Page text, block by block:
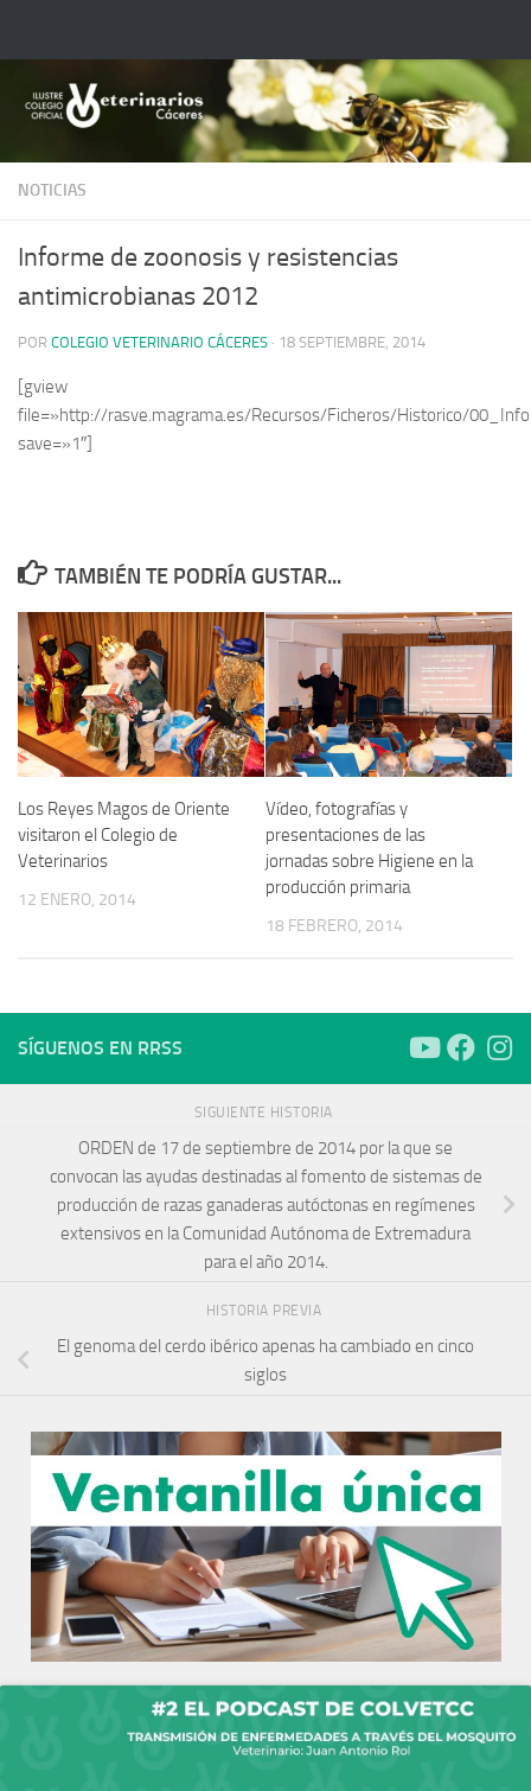
NOTICIAS
Informe de zoonosis y resistencias
antimicrobianas 2012
POR COLEGIO VETERINARIO CÁCERES · 18 SEPTIEMBRE, 2014
[gview
file=»http://rasve.magrama.es/Recursos/Ficheros/Historico/
save=»1″]
TAMBIÉN TE PODRÍA GUSTAR...
Los Reyes Magos de Oriente
visitaron el Colegio de
Veterinarios
12 ENERO, 2014
Vídeo, fotografías y
presentaciones de las
jornadas sobre Higiene en la
producción primaria
18 FEBRERO, 2014
SÍGUENOS EN RRSS
SIGUIENTE HISTORIA
ORDEN de 17 de septiembre de 2014 por la que se
convocan las ayudas destinadas al fomento de sistemas de
producción de razas ganaderas autóctonas en regímenes
extensivos en la Comunidad Autónoma de Extremadura
para el año 2014.
HISTORIA PREVIA
El genoma del cerdo ibérico apenas ha cambiado en cinco
siglos